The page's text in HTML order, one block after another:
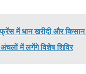
में धान खरीदी और
में लगेंगे विशेष शिविर